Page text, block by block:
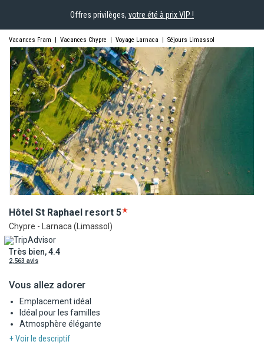
Offres privilèges, votre été à prix VIP !
Vacances Fram | Vacances Chypre | Voyage Larnaca | Séjours Limassol
Hôtel St Raphael resort 5
Chypre - Larnaca (Limassol)
Très bien, 4.4
2,563 avis
Vous allez adorer
Emplacement idéal
Idéal pour les familles
Atmosphère élégante
+ Voir le descriptif